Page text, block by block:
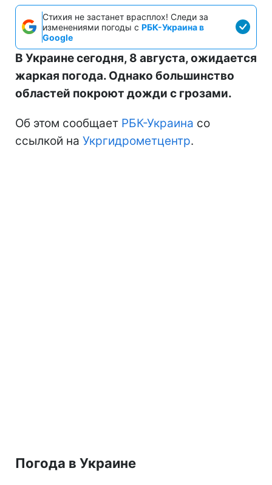
Стихия не застанет врасплох! Следи за
изменениями погоды с РБК-Украина в
Google
В Украине сегодня, 8 августа, ожидается
жаркая погода. Однако большинство
областей покроют дожди с грозами.
Об этом сообщает РБК-Украина со
ссылкой на Укргидрометцентр.
Погода в Украине